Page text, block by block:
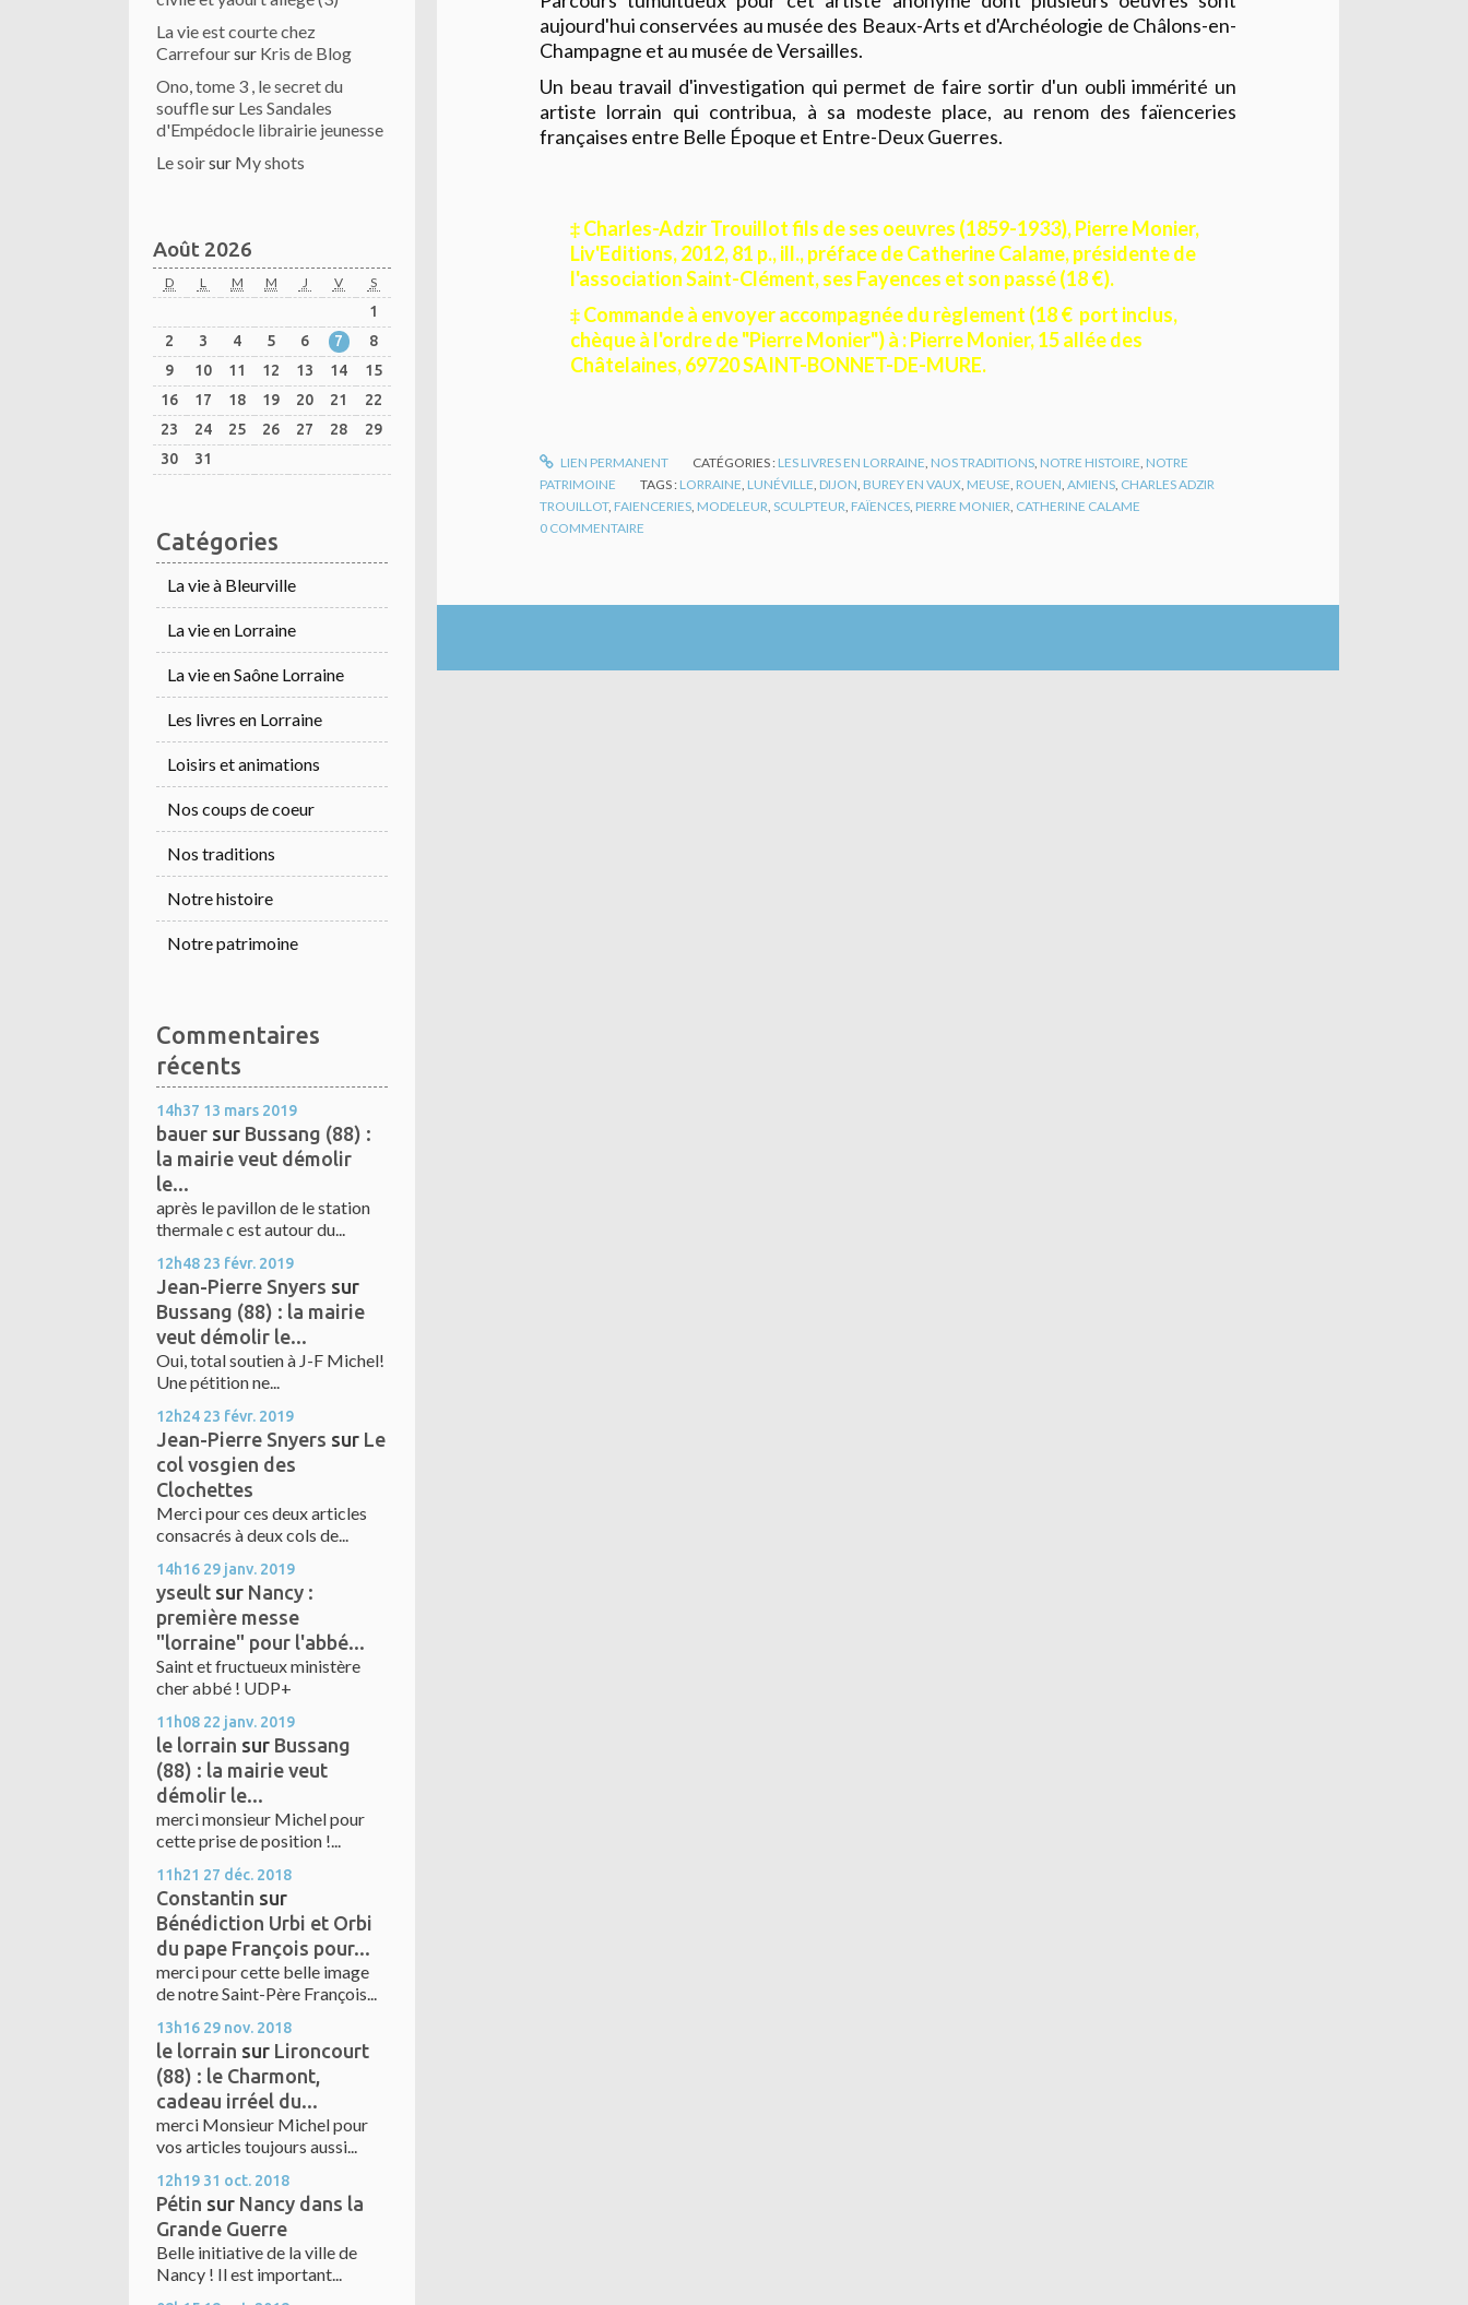
La vie est courte chez
Carrefoursur Kris de Blog
Ono, tome 3 , le secret du
soufflesur Les Sandales
d'Empédocle librairie jeunesse
Le soirsur My shots
Août 2026
D L M M J V S
1
2
3 4 5 6 7
8
9
10 11 12 13 14
15
16
17 18 19 20 21
22
23
24 25 26 27 28
29
30
31
Catégories
La vie à Bleurville
La vie en Lorraine
La vie en Saône Lorraine
Les livres en Lorraine
Loisirs et animations
Nos coups de coeur
Nos traditions
Notre histoire
Notre patrimoine
Commentaires
récents
14h37 13 mars 2019
bauer sur Bussang (88) :
la mairie veut démolir
le...
après le pavillon de le station
thermale c est autour du...
12h48 23 févr. 2019
Jean-Pierre Snyers sur
Bussang (88) : la mairie
veut démolir le...
Oui, total soutien à J-F Michel!
Une pétition ne...
12h24 23 févr. 2019
Jean-Pierre Snyers sur Le
col vosgien des
Clochettes
Merci pour ces deux articles
consacrés à deux cols de...
14h16 29 janv. 2019
yseult sur Nancy :
première messe
"lorraine" pour l'abbé...
Saint et fructueux ministère
cher abbé ! UDP+
11h08 22 janv. 2019
le lorrain sur Bussang
(88) : la mairie veut
démolir le...
merci monsieur Michel pour
cette prise de position !...
11h21 27 déc. 2018
Constantin sur
Bénédiction Urbi et Orbi
du pape François pour...
merci pour cette belle image
de notre Saint-Père François...
13h16 29 nov. 2018
le lorrain sur Lironcourt
(88) : le Charmont,
cadeau irréel du...
merci Monsieur Michel pour
vos articles toujours aussi...
12h19 31 oct. 2018
Pétin sur Nancy dans la
Grande Guerre
Belle initiative de la ville de
Nancy ! Il est important...
aujourd'hui conservées au musée des Beaux-Arts et d'Archéologie de Châlons-en-
Champagne et au musée de Versailles.
Un beau travail d'investigation qui permet de faire sortir d'un oubli immérité un
artiste lorrain qui contribua, à sa modeste place, au renom des faïenceries
françaises entre Belle Époque et Entre-Deux Guerres.
‡ Charles-Adzir Trouillot fils de ses oeuvres (1859-1933), Pierre Monier,
Liv'Editions, 2012, 81 p., ill., préface de Catherine Calame, présidente de
l'association Saint-Clément, ses Fayences et son passé (18 €).
‡ Commande à envoyer accompagnée du règlement (18 € port inclus,
chèque à l'ordre de "Pierre Monier") à : Pierre Monier, 15 allée des
Châtelaines, 69720 SAINT-BONNET-DE-MURE.
LIEN PERMANENT CATÉGORIES : LES LIVRES EN LORRAINE NOS TRADITIONS NOTRE HISTOIRE NOTRE
PATRIMOINE
TAGS : LORRAINE LUNÉVILLE DIJON BUREY EN VAUX MEUSE ROUEN AMIENS CHARLES ADZIR
TROUILLOT, FAIENCERIES MODELEUR SCULPTEUR FAÏENCES PIERRE MONIER CATHERINE CALAME
0 COMMENTAIRE